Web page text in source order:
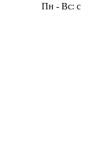
Пн - Вс: c